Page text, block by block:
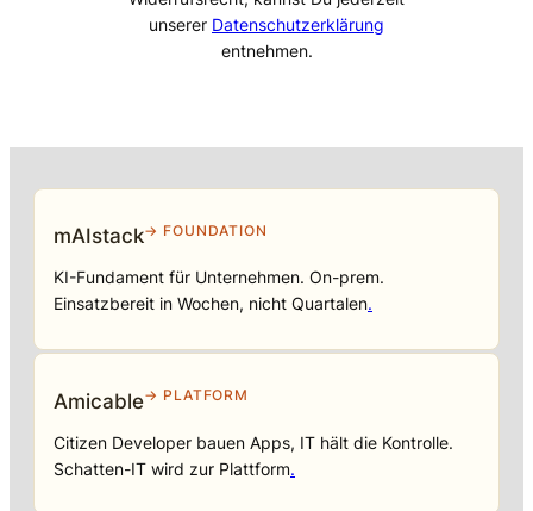
unserer Datenschutzerklärung
entnehmen.
mAIstack→ FOUNDATION
KI-Fundament für Unternehmen. On-prem.
Einsatzbereit in Wochen, nicht Quartalen.
Amicable→ PLATFORM
Citizen Developer bauen Apps, IT hält die Kontrolle.
Schatten-IT wird zur Plattform.